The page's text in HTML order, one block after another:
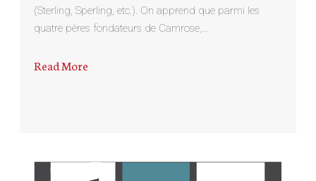
(Sterling, Sperling, etc.). On apprend que parmi les
quatre pères fondateurs de Camrose,…
Read More